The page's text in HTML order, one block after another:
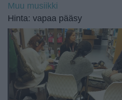
Muu musiikki
Hinta: vapaa pääsy